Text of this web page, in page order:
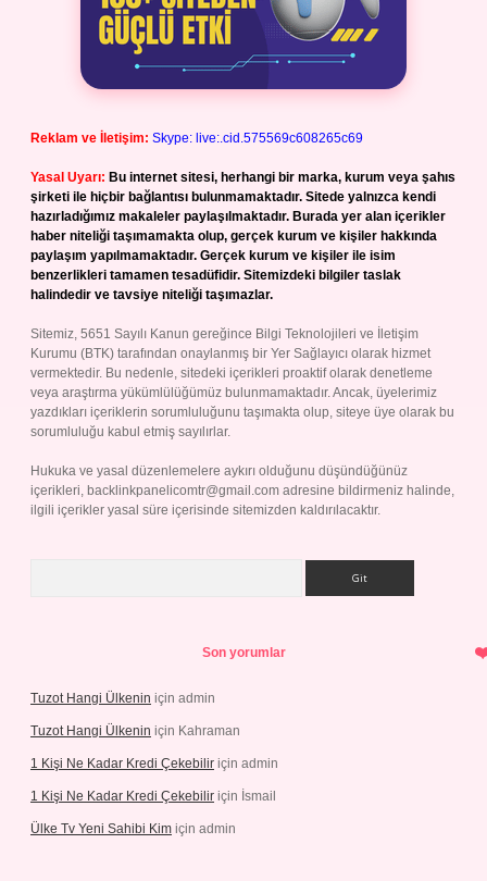
Reklam ve İletişim: Skype: live:.cid.575569c608265c69
Yasal Uyarı: Bu internet sitesi, herhangi bir marka, kurum veya şahıs
şirketi ile hiçbir bağlantısı bulunmamaktadır. Sitede yalnızca kendi
hazırladığımız makaleler paylaşılmaktadır. Burada yer alan içerikler
haber niteliği taşımamakta olup, gerçek kurum ve kişiler hakkında
paylaşım yapılmamaktadır. Gerçek kurum ve kişiler ile isim
benzerlikleri tamamen tesadüfidir. Sitemizdeki bilgiler taslak
halindedir ve tavsiye niteliği taşımazlar.
Sitemiz, 5651 Sayılı Kanun gereğince Bilgi Teknolojileri ve İletişim
Kurumu (BTK) tarafından onaylanmış bir Yer Sağlayıcı olarak hizmet
vermektedir. Bu nedenle, sitedeki içerikleri proaktif olarak denetleme
veya araştırma yükümlülüğümüz bulunmamaktadır. Ancak, üyelerimiz
yazdıkları içeriklerin sorumluluğunu taşımakta olup, siteye üye olarak bu
sorumluluğu kabul etmiş sayılırlar.
Hukuka ve yasal düzenlemelere aykırı olduğunu düşündüğünüz
içerikleri, backlinkpanelicomtr@gmail.com adresine bildirmeniz halinde,
ilgili içerikler yasal süre içerisinde sitemizden kaldırılacaktır.
Son yorumlar
Tuzot Hangi Ülkenin için admin
Tuzot Hangi Ülkenin için Kahraman
1 Kişi Ne Kadar Kredi Çekebilir için admin
1 Kişi Ne Kadar Kredi Çekebilir için İsmail
Ülke Tv Yeni Sahibi Kim için admin